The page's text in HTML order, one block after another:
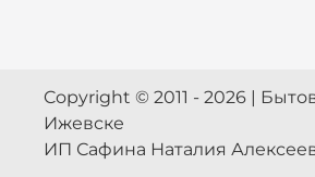
Copyright © 2011 - 2026 |
Ижевске
ИП Сафина Наталия